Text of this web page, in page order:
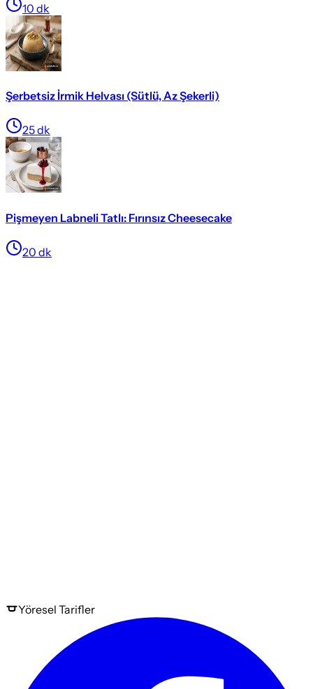
10 dk
Şerbetsiz İrmik Helvası (Sütlü, Az Şekerli)
25dk
Pişmeyen Labneli Tatlı: Fırınsız Cheesecake
20 dk
Yöresel Tarifler